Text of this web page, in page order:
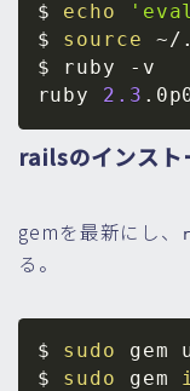
$ echo
$ source ~/
$ ruby
-v
ruby 2.3
railsのインスト
gemを最新にし、
る。
$ sudo gem
$ sudo gem